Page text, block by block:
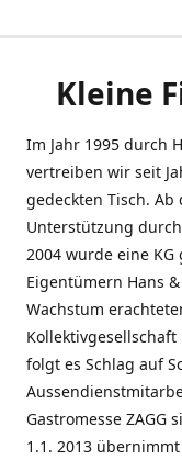
Kleine
Im Jahr 1995 durch
vertreiben wir seit
gedeckten Tisch. Ab
Unterstützung
2004 wurde eine
Eigentümern Hans
Wachstum
folgt es Schlag auf
Gastromesse ZAGG
1.1. 2013